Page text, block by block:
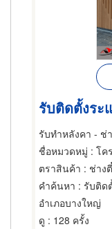
รับทำหลังคา - ช่
ชื่อหมวดหมู่ : โค
ตราสินค้า : ช่าง
คำค้นหา : รับติดตั้
อำเภอบางใหญ่
ดู : 128 ครั้ง